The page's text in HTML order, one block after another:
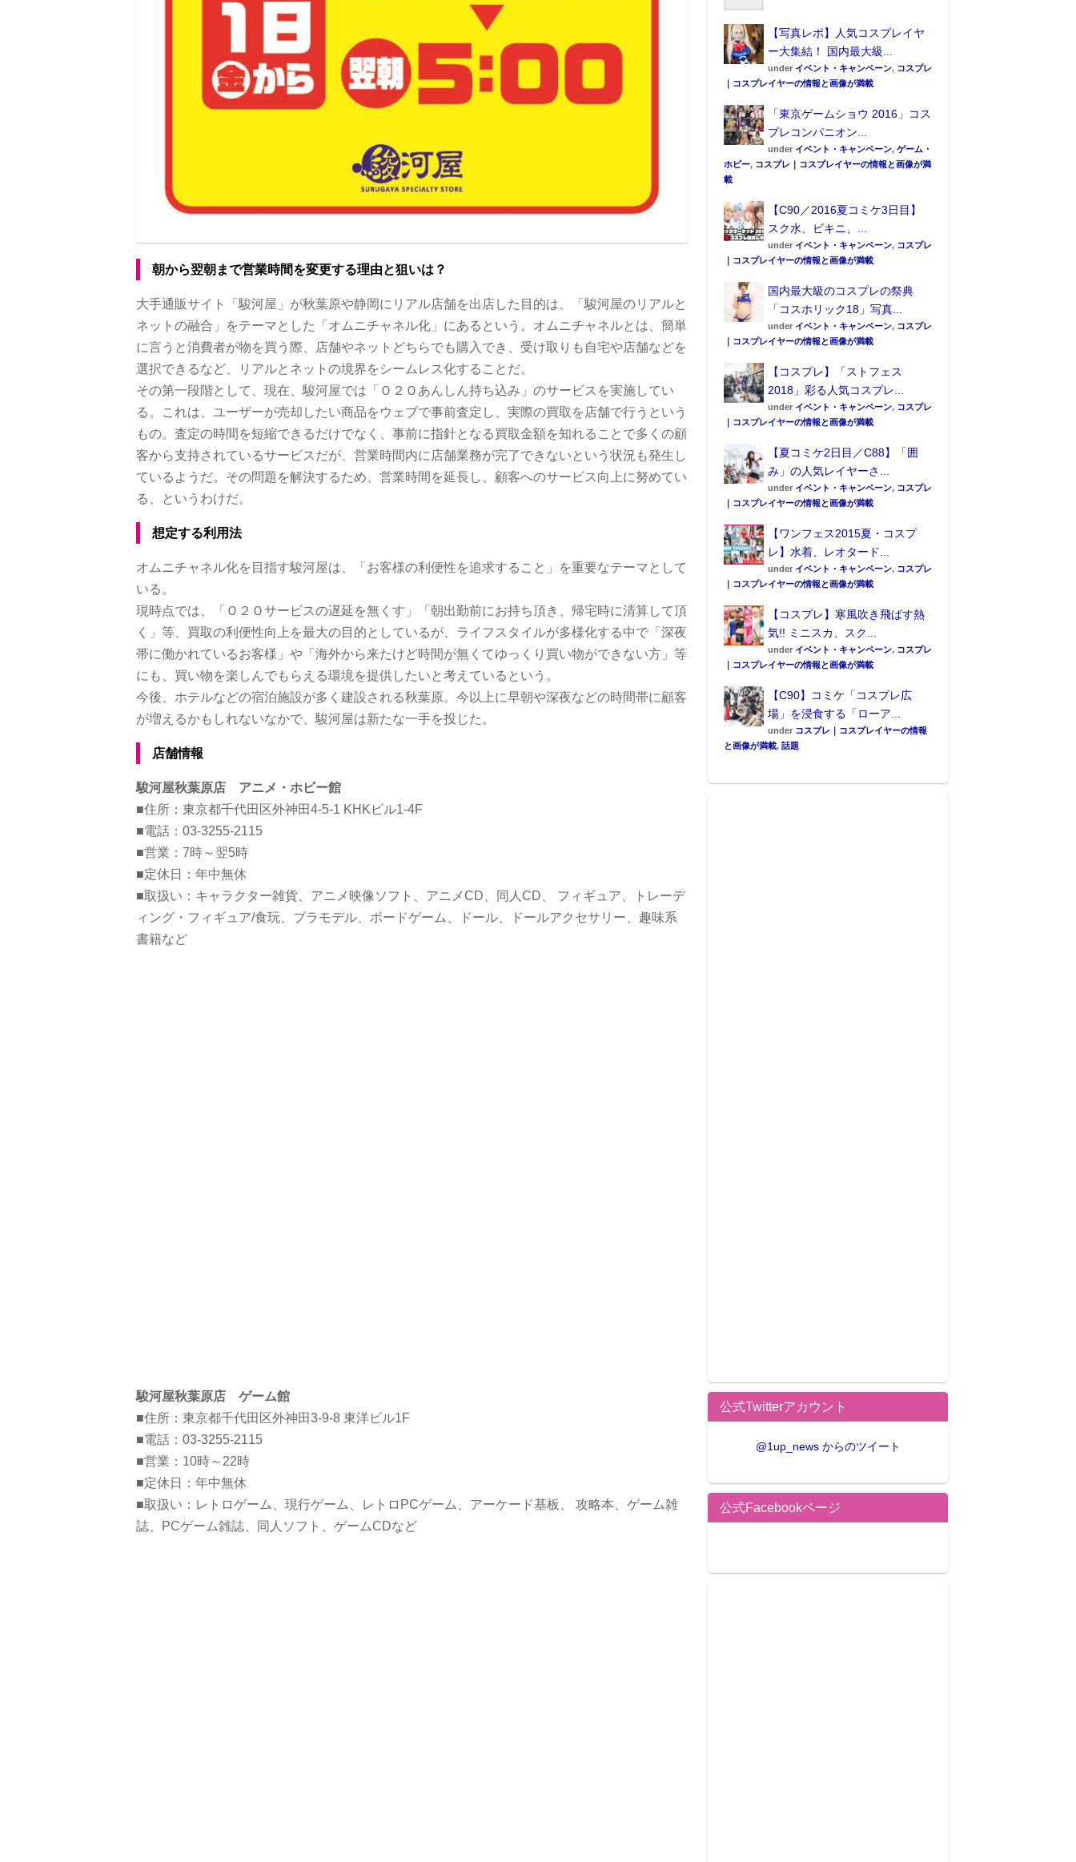
朝から翌朝まで営業時間を変更する理由と狙いは？
大手通販サイト「駿河屋」が秋葉原や静岡にリアル店舗を出店した目的は、「駿河屋のリアルと
ネットの融合」をテーマとした「オムニチャネル化」にあるという。オムニチャネルとは、簡単
に言うと消費者が物を買う際、店舗やネットどちらでも購入でき、受け取りも自宅や店舗などを
選択できるなど、リアルとネットの境界をシームレス化することだ。
その第一段階として、現在、駿河屋では「Ｏ２Ｏあんしん持ち込み」のサービスを実施してい
る。これは、ユーザーが売却したい商品をウェブで事前査定し、実際の買取を店舗で行うという
もの。査定の時間を短縮できるだけでなく、事前に指針となる買取金額を知れることで多くの顧
客から支持されているサービスだが、営業時間内に店舗業務が完了できないという状況も発生し
ているようだ。その問題を解決するため、営業時間を延長し、顧客へのサービス向上に努めてい
る、というわけだ。
想定する利用法
オムニチャネル化を目指す駿河屋は、「お客様の利便性を追求すること」を重要なテーマとして
いる。
現時点では、「Ｏ２Ｏサービスの遅延を無くす」「朝出勤前にお持ち頂き、帰宅時に清算して頂
く」等、買取の利便性向上を最大の目的としているが、ライフスタイルが多様化する中で「深夜
帯に働かれているお客様」や「海外から来たけど時間が無くてゆっくり買い物ができない方」等
にも、買い物を楽しんでもらえる環境を提供したいと考えているという。
今後、ホテルなどの宿泊施設が多く建設される秋葉原。今以上に早朝や深夜などの時間帯に顧客
が増えるかもしれないなかで、駿河屋は新たな一手を投じた。
店舗情報
駿河屋秋葉原店 アニメ・ホビー館
■住所：東京都千代田区外神田4-5-1 KHKビル1-4F
■電話：03-3255-2115
■営業：7時～翌5時
■定休日：年中無休
■取扱い：キャラクター雑貨、アニメ映像ソフト、アニメCD、同人CD、 フィギュア、トレーデ
ィング・フィギュア/食玩、プラモデル、ボードゲーム、ドール、ドールアクセサリー、趣味系
書籍など
駿河屋秋葉原店 ゲーム館
■住所：東京都千代田区外神田3-9-8 東洋ビル1F
■電話：03-3255-2115
■営業：10時～22時
■定休日：年中無休
■取扱い：レトロゲーム、現行ゲーム、レトロPCゲーム、アーケード基板、 攻略本、ゲーム雑
誌、PCゲーム雑誌、同人ソフト、ゲームCDなど
【写真レポ】人気コスプレイヤ
ー大集結！ 国内最大級...
under イベント・キャンペーン, コスプレ
｜コスプレイヤーの情報と画像が満載
「東京ゲームショウ 2016」コス
プレコンパニオン...
under イベント・キャンペーン, ゲーム・
ホビー, コスプレ｜コスプレイヤーの情報と画像が満
載
【C90／2016夏コミケ3日目】
スク水、ビキニ、...
under イベント・キャンペーン, コスプレ
｜コスプレイヤーの情報と画像が満載
国内最大級のコスプレの祭典
「コスホリック18」写真...
under イベント・キャンペーン, コスプレ
｜コスプレイヤーの情報と画像が満載
【コスプレ】「ストフェス
2018」彩る人気コスプレ...
under イベント・キャンペーン, コスプレ
｜コスプレイヤーの情報と画像が満載
【夏コミケ2日目／C88】「囲
み」の人気レイヤーさ...
under イベント・キャンペーン, コスプレ
｜コスプレイヤーの情報と画像が満載
【ワンフェス2015夏・コスプ
レ】水着、レオタード...
under イベント・キャンペーン, コスプレ
｜コスプレイヤーの情報と画像が満載
【コスプレ】寒風吹き飛ばす熱
気!! ミニスカ、スク...
under イベント・キャンペーン, コスプレ
｜コスプレイヤーの情報と画像が満載
【C90】コミケ「コスプレ広
場」を浸食する「ローア...
under コスプレ｜コスプレイヤーの情報
と画像が満載, 話題
公式Twitterアカウント
@1up_news からのツイート
公式Facebookページ